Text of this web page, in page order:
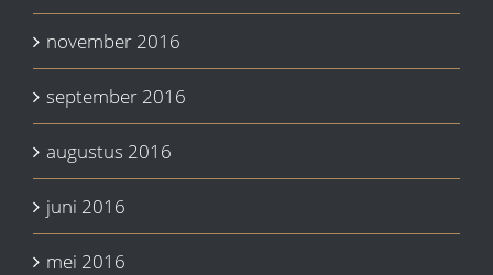
november 2016
september 2016
augustus 2016
juni 2016
mei 2016